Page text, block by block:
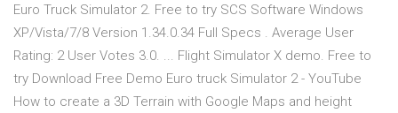
Euro Truck Simulator 2. Free to try SCS Software Windows
XP/Vista/7/8 Version 1.34.0.34 Full Specs . Average User
Rating: 2 User Votes 3.0. ... Flight Simulator X demo. Free to
try Download Free Demo Euro truck Simulator 2 - YouTube
How to create a 3D Terrain with Google Maps and height